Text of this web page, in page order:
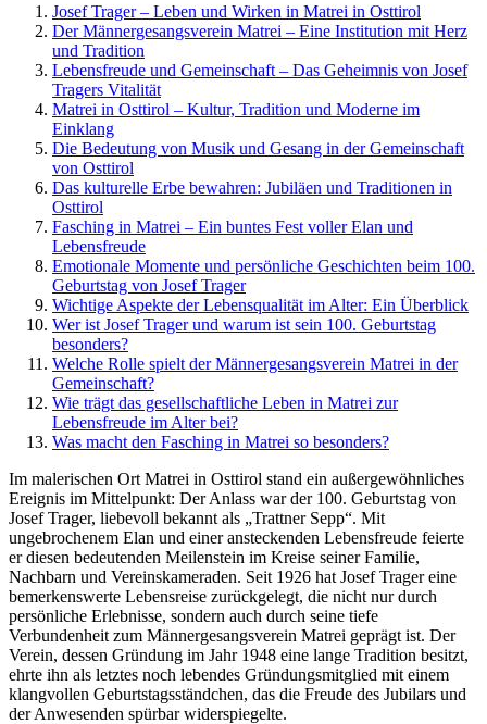
Josef Trager – Leben und Wirken in Matrei in Osttirol
Der Männergesangsverein Matrei – Eine Institution mit Herz
und Tradition
Lebensfreude und Gemeinschaft – Das Geheimnis von Josef
Tragers Vitalität
Matrei in Osttirol – Kultur, Tradition und Moderne im
Einklang
Die Bedeutung von Musik und Gesang in der Gemeinschaft
von Osttirol
Das kulturelle Erbe bewahren: Jubiläen und Traditionen in
Osttirol
Fasching in Matrei – Ein buntes Fest voller Elan und
Lebensfreude
Emotionale Momente und persönliche Geschichten beim 100.
Geburtstag von Josef Trager
Wichtige Aspekte der Lebensqualität im Alter: Ein Überblick
Wer ist Josef Trager und warum ist sein 100. Geburtstag
besonders?
Welche Rolle spielt der Männergesangsverein Matrei in der
Gemeinschaft?
Wie trägt das gesellschaftliche Leben in Matrei zur
Lebensfreude im Alter bei?
Was macht den Fasching in Matrei so besonders?
Im malerischen Ort Matrei in Osttirol stand ein außergewöhnliches
Ereignis im Mittelpunkt: Der Anlass war der 100. Geburtstag von
Josef Trager, liebevoll bekannt als „Trattner Sepp“. Mit
ungebrochenem Elan und einer ansteckenden Lebensfreude feierte
er diesen bedeutenden Meilenstein im Kreise seiner Familie,
Nachbarn und Vereinskameraden. Seit 1926 hat Josef Trager eine
bemerkenswerte Lebensreise zurückgelegt, die nicht nur durch
persönliche Erlebnisse, sondern auch durch seine tiefe
Verbundenheit zum Männergesangsverein Matrei geprägt ist. Der
Verein, dessen Gründung im Jahr 1948 eine lange Tradition besitzt,
ehrte ihn als letztes noch lebendes Gründungsmitglied mit einem
klangvollen Geburtstagsständchen, das die Freude des Jubilars und
der Anwesenden spürbar widerspiegelte.